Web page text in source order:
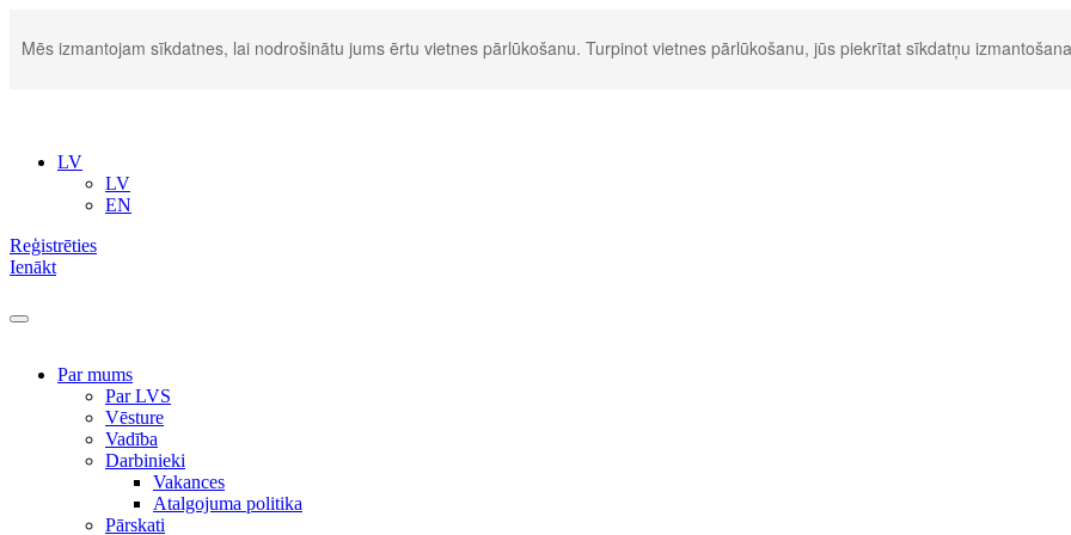
Mēs izmantojam sīkdatnes, lai nodrošinātu jums ērtu vietnes pārlūkošanu. Turpinot vietnes pārlūkošanu, jūs piekrītat sīkdatņu
LV
LV
EN
Reģistrēties
Ienākt
Par mums
Par LVS
Vēsture
Vadība
Darbinieki
Vakances
Atalgojuma politika
Pārskati